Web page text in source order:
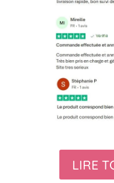
LIRE